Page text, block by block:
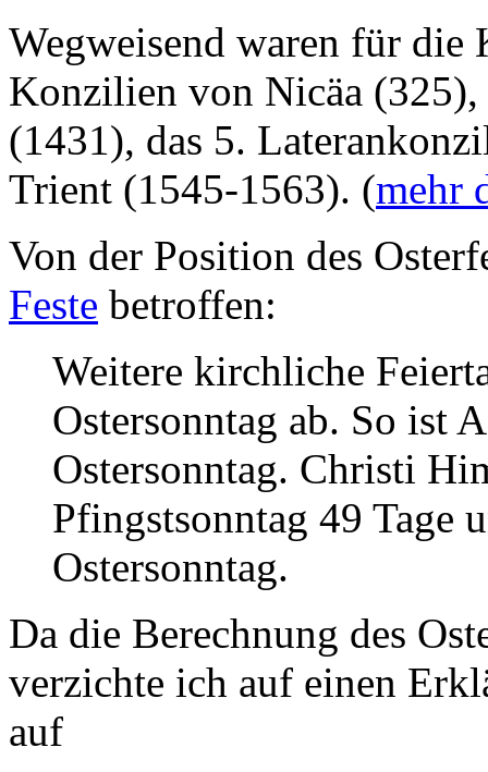
Wegweisend waren für die
Konzilien von Nicäa
(1431), das 5.
Trient (1545-1563). (mehr
Von der Position des
Feste betroffen:
Weitere kirchliche
Ostersonntag ab. So ist
Ostersonntag. Christi
Pfingstsonntag 49 Tage
Ostersonntag.
Da die Berechnung des
verzichte ich auf einen
auf